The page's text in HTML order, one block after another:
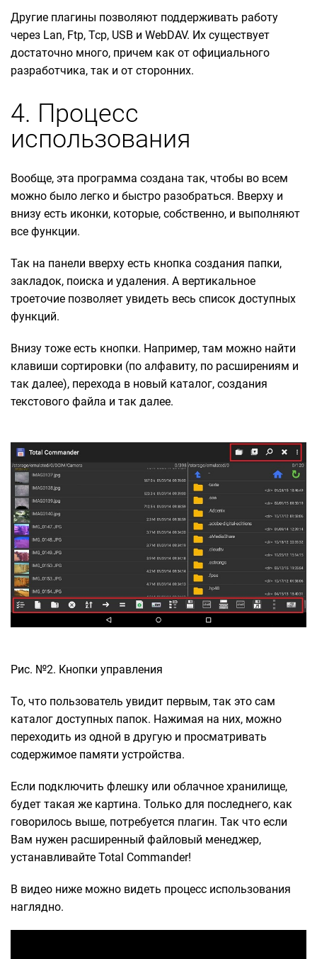
Другие плагины позволяют поддерживать работу
через Lan, Ftp, Tcp, USB и WebDAV. Их существует
достаточно много, причем как от официального
разработчика, так и от сторонних.
4. Процесс
использования
Вообще, эта программа создана так, чтобы во всем
можно было легко и быстро разобраться. Вверху и
внизу есть иконки, которые, собственно, и выполняют
все функции.
Так на панели вверху есть кнопка создания папки,
закладок, поиска и удаления. А вертикальное
троеточие позволяет увидеть весь список доступных
функций.
Внизу тоже есть кнопки. Например, там можно найти
клавиши сортировки (по алфавиту, по расширениям и
так далее), перехода в новый каталог, создания
текстового файла и так далее.
Рис. №2. Кнопки управления
То, что пользователь увидит первым, так это сам
каталог доступных папок. Нажимая на них, можно
переходить из одной в другую и просматривать
содержимое памяти устройства.
Если подключить флешку или облачное хранилище,
будет такая же картина. Только для последнего, как
говорилось выше, потребуется плагин. Так что если
Вам нужен расширенный файловый менеджер,
устанавливайте Total Commander!
В видео ниже можно видеть процесс использования
наглядно.